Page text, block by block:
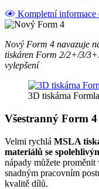
Kompletní informace
Nový Form 4 navazuje
tiskáren Form 2/2+/3/
vylepšení
3D tiskárna
Všestranný Form 4
Velmi rychlá MSLA
materiálů se
nápady můžete
snadným pracovním
kvalitě dílů.